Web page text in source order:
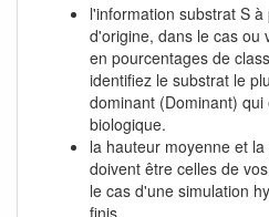
l'information substrat S
d'origine, dans le cas ou
en pourcentages de
identifiez le substrat le
dominant (Dominant)
biologique.
la hauteur moyenne et
doivent être celles de
le cas d'une simulation
finis.